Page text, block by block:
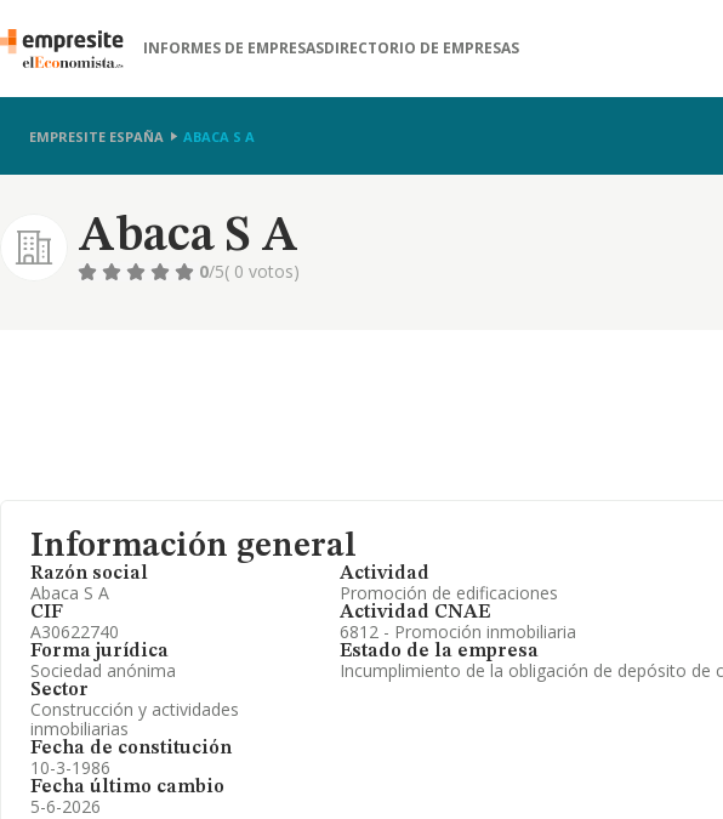
INFORMES DE EMPRESASDIRECTORIO DE EMPRESAS
EMPRESITE ESPAÑA ABACA S A
Abaca S A
0/5( 0 votos)
Información general
Razón social
Abaca S A
CIF
A30622740
Forma jurídica
Sociedad anónima
Sector
Construcción y actividades
inmobiliarias
Fecha de constitución
10-3-1986
Fecha último cambio
5-6-2026
Actividad
Promoción de edificaciones
Actividad CNAE
6812 - Promoción inmobiliaria
Estado de la empresa
Incumplimiento de la obligación de depósito de